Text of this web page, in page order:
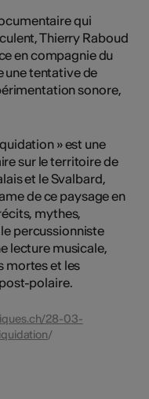
qui
Thierry Raboud
en compagnie du
une tentative de
sonore,
» est une
sur le territoire de
et le Svalbard,
de ce paysage en
mythes,
percussionniste
lecture musicale,
mortes et les
polaire.
28-03-
/